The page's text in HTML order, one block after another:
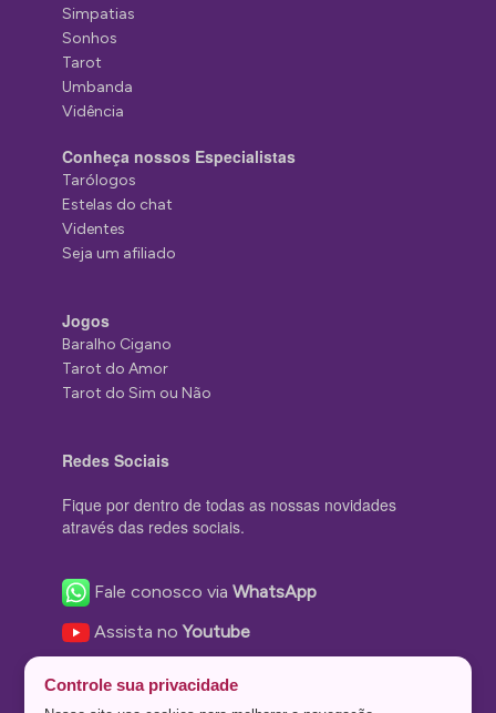
Simpatias
Sonhos
Tarot
Umbanda
Vidência
Conheça nossos Especialistas
Tarólogos
Estelas do chat
Videntes
Seja um afiliado
Jogos
Baralho Cigano
Tarot do Amor
Tarot do Sim ou Não
Redes Sociais
Fique por dentro de todas as nossas novidades
através das redes sociais.
Fale conosco viaWhatsApp
Assista noYoutube
Controle sua privacidade